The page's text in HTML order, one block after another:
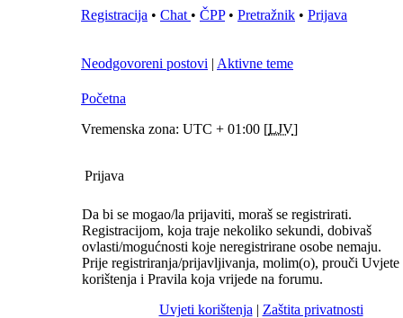
Registracija • Chat • ČPP• Pretražnik • Prijava
Neodgovoreni postovi | Aktivne teme
Početna
Vremenska zona: UTC + 01:00 [LJV]
Prijava
Da bi se mogao/la prijaviti, moraš se registrirati.
Registracijom, koja traje nekoliko sekundi, dobivaš
ovlasti/mogućnosti koje neregistrirane osobe nemaju.
Prije registriranja/prijavljivanja, molim(o), prouči Uvjete
korištenja i Pravila koja vrijede na forumu.
Uvjeti korištenja | Zaštita privatnosti